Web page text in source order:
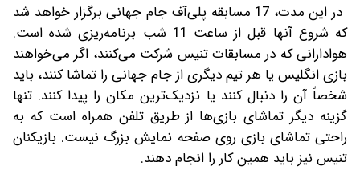
در این مدت، 17 مسابقه پلی‌آف جام جهانی برگزار خواهد شد
که شروع آنها قبل از ساعت 11 شب برنامه‌ریزی شده است.
هوادارانی که در مسابقات تنیس شرکت می‌کنند، اگر می‌خواهند
بازی انگلیس یا هر تیم دیگری از جام جهانی را تماشا کنند، باید
شخصاً آن را دنبال کنند یا نزدیک‌ترین مکان را پیدا کنند. تنها
گزینه دیگر تماشای بازی‌ها از طریق تلفن همراه است که به‌
راحتی تماشای بازی روی صفحه‌ نمایش بزرگ نیست. بازیکنان
تنیس نیز باید همین کار را انجام دهند.